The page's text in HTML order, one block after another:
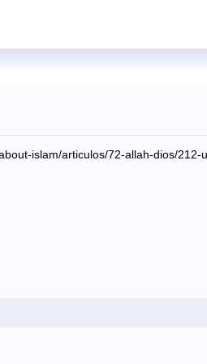
islam/articulos/72-allah-dios/